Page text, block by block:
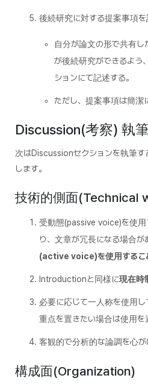
後続研究に対する提案事項を
自分が論文の形で共有し
が後続研究ができるよう
ションにて記述する。
ただし、提案事項は簡潔
Discussion(考察) 執
次はDiscussionセクションを執筆す
します。
技術的側面(Technical
受動態(passive voice)を使用
り、文章が冗長になる場合が
(active voice)を使用するこ
Introductionと同様に現在時
必要に応じて一人称を使用
重点を置きたい場合は使用を
客観的で分析的な論調を心が
構成面(Organization)